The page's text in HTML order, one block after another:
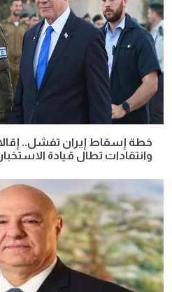
خطة إسقاط إيران تفشل..
وانتقادات تطال قيادة